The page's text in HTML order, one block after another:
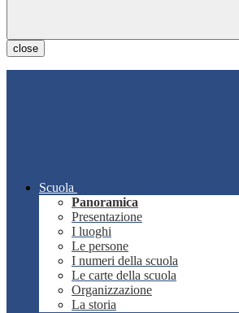
close
Scuola
Panoramica
Presentazione
I luoghi
Le persone
I numeri della scuola
Le carte della scuola
Organizzazione
La storia